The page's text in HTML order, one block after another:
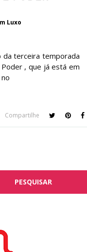
Luxo
da terceira temporada
, que já está em
Compartilhe
PESQUISAR